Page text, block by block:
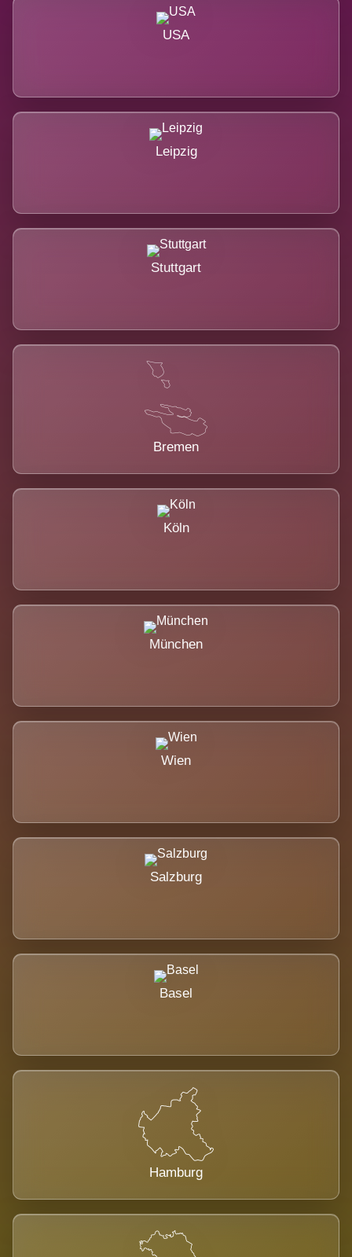
USA
Leipzig
Stuttgart
Bremen
Köln
München
Wien
Salzburg
Basel
Hamburg